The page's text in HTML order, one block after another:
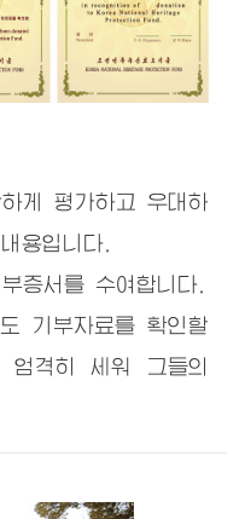
게 평가하고 우대하
용입니다.
증서를 수여합니다.
기부자료를 확인할
엄격히 세워 그들의